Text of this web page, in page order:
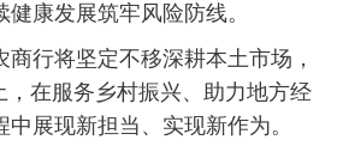
康发展筑牢风险防线。
行将坚定不移深耕本土市场，
，在服务乡村振兴、助力地方经
展现新担当、实现新作为。